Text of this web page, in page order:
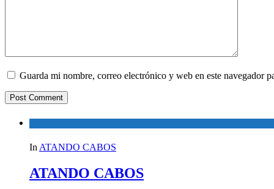
Guarda mi nombre, correo electrónico y web en este navegador
In ATANDO CABOS
ATANDO CABOS